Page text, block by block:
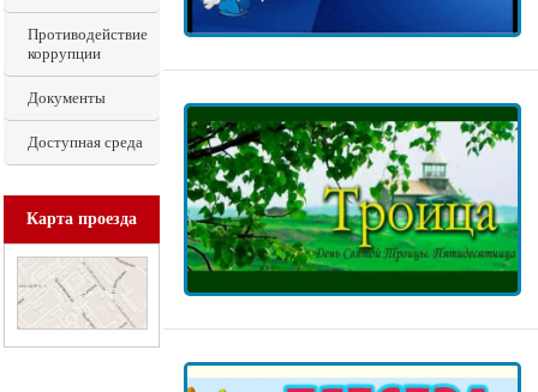
Противодействие
коррупции
Документы
Доступная среда
Карта проезда